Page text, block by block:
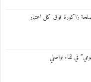
زاكورة فوق كل اعتبار
في لقاء تواصلي